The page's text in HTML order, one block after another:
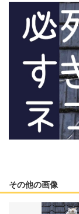
その他の画像